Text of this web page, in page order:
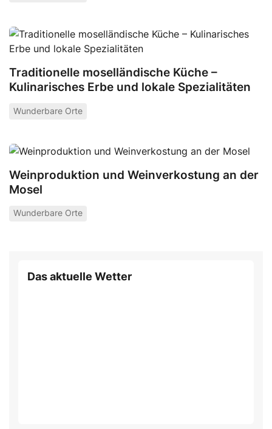
Traditionelle moselländische Küche –
Kulinarisches Erbe und lokale Spezialitäten
Wunderbare Orte
Weinproduktion und Weinverkostung an der
Mosel
Wunderbare Orte
Das aktuelle Wetter